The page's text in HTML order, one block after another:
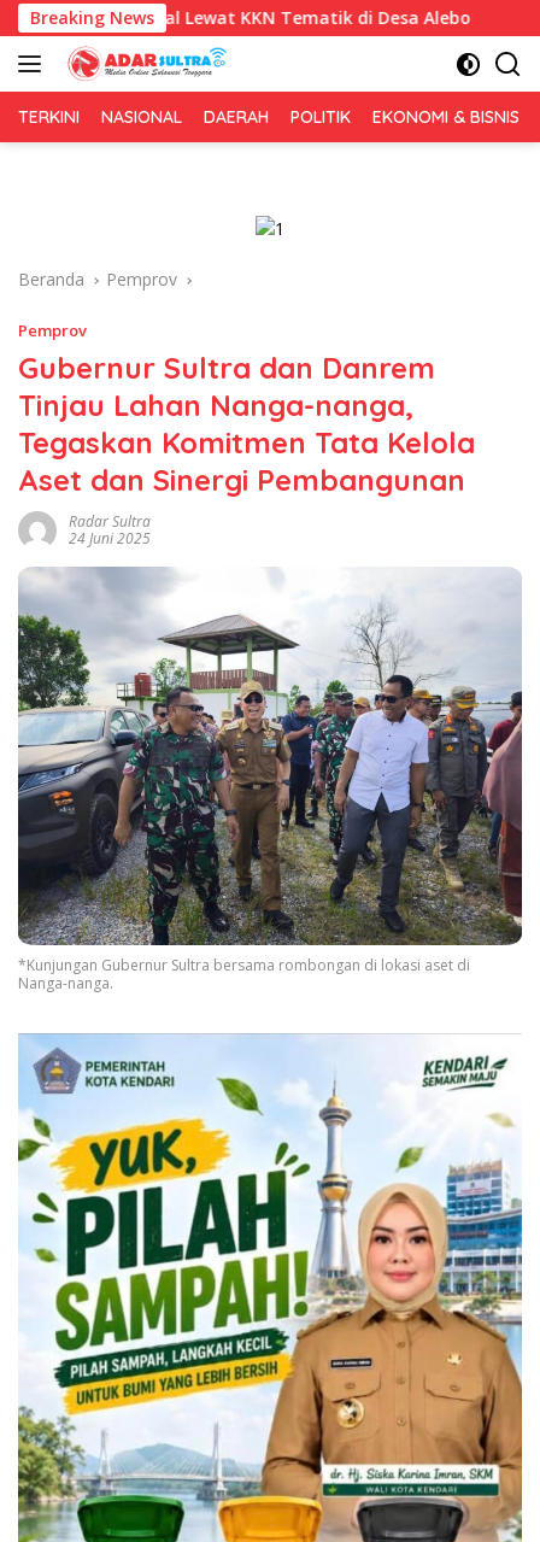
Langsung
ke
konten
Breaking News
Lewat KKN Tematik di Desa Alebo Imigrasi Sultra
TERKINI NASIONAL DAERAH POLITIK EKONOMI & BISNIS
Beranda Pemprov
Pemprov
Gubernur Sultra dan Danrem
Tinjau Lahan Nanga-nanga,
Tegaskan Komitmen Tata Kelola
Aset dan Sinergi Pembangunan
Radar Sultra
24 Juni 2025
*Kunjungan Gubernur Sultra bersama rombongan di lokasi aset di
Nanga-nanga.